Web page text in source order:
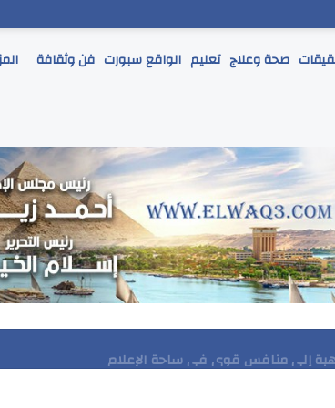
صحة وعلاج تعليم الواقع سبورت فن وثقافة